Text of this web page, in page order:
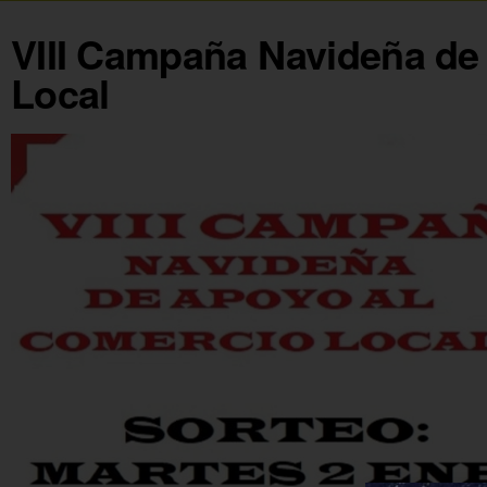
VIII Campaña Navideña
Local